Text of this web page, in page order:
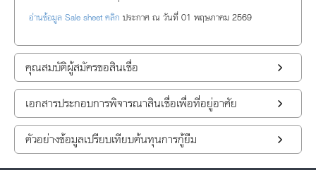
อ่านข้อมูล Sale sheet คลิก ประกาศ ณ วันที่ 01 พฤษภาคม 2569
คุณสมบัติผู้สมัครขอสินเชื่อ
เอกสารประกอบการพิจารณาสินเชื่อเพื่อที่อยู่อาศัย
ตัวอย่างข้อมูลเปรียบเทียบต้นทุนการกู้ยืม